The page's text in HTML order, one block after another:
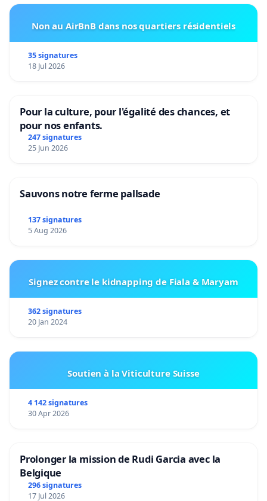
Non au AirBnB dans nos quartiers résidentiels
35 signatures
18 Jul 2026
Pour la culture, pour l'égalité des chances, et
pour nos enfants.
247 signatures
25 Jun 2026
Sauvons notre ferme pallsade
137 signatures
5 Aug 2026
Signez contre le kidnapping de Fiala & Maryam
362 signatures
20 Jan 2024
Soutien à la Viticulture Suisse
4 142 signatures
30 Apr 2026
Prolonger la mission de Rudi Garcia avec la
Belgique
296 signatures
17 Jul 2026